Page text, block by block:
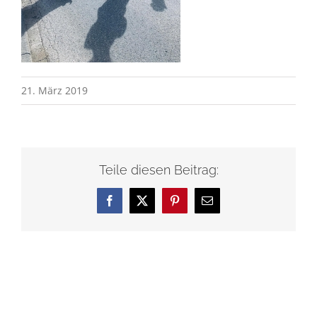
21. März 2019
Teile diesen Beitrag:
Facebook
X Pinterest
E-
Mail